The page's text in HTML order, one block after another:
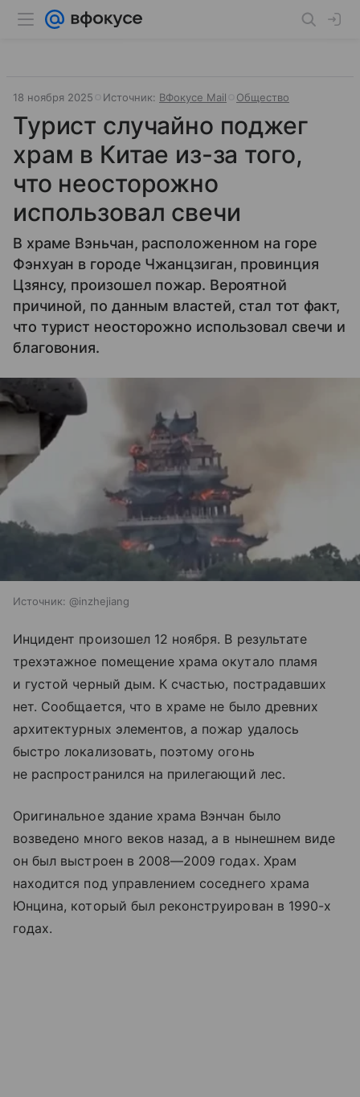
18 ноября 2025 Источник: ВФокусе Mail Общество
Турист случайно поджег
храм в Китае из-за того,
что неосторожно
использовал свечи
В храме Вэньчан, расположенном на горе
Фэнхуан в городе Чжанцзиган, провинция
Цзянсу, произошел пожар. Вероятной
причиной, по данным властей, стал тот факт,
что турист неосторожно использовал свечи и
благовония.
Источник: @inzhejiang
Инцидент произошел 12 ноября. В результате
трехэтажное помещение храма окутало пламя
и густой черный дым. К счастью, пострадавших
нет. Сообщается, что в храме не было древних
архитектурных элементов, а пожар удалось
быстро локализовать, поэтому огонь
не распространился на прилегающий лес.
Оригинальное здание храма Вэнчан было
возведено много веков назад, а в нынешнем виде
он был выстроен в 2008—2009 годах. Храм
находится под управлением соседнего храма
Юнцина, который был реконструирован в 1990-х
годах.